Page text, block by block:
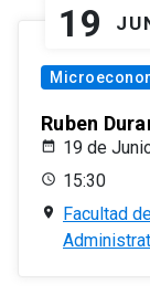
19
Ruben
19 de
15:30
Facultad